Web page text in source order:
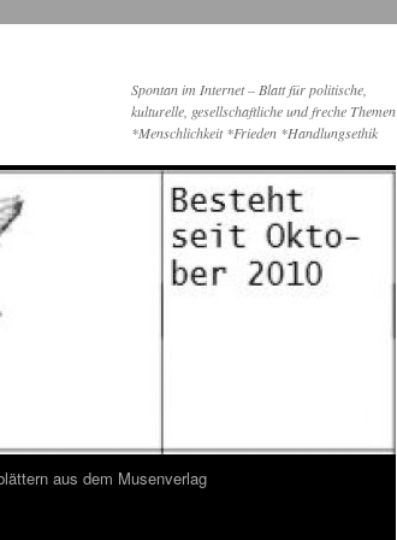
Spontan im Internet – Blatt für politische,
kulturelle, gesellschaftliche und freche Themen
*Menschlichkeit *Frieden *Handlungsethik
aus dem Musenverlag